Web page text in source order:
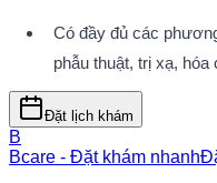
Có đầy đủ các
phẫu thuật, trị xạ, hóa
Đặt lịch khám
B
Bcare - Đặt khám nhanh